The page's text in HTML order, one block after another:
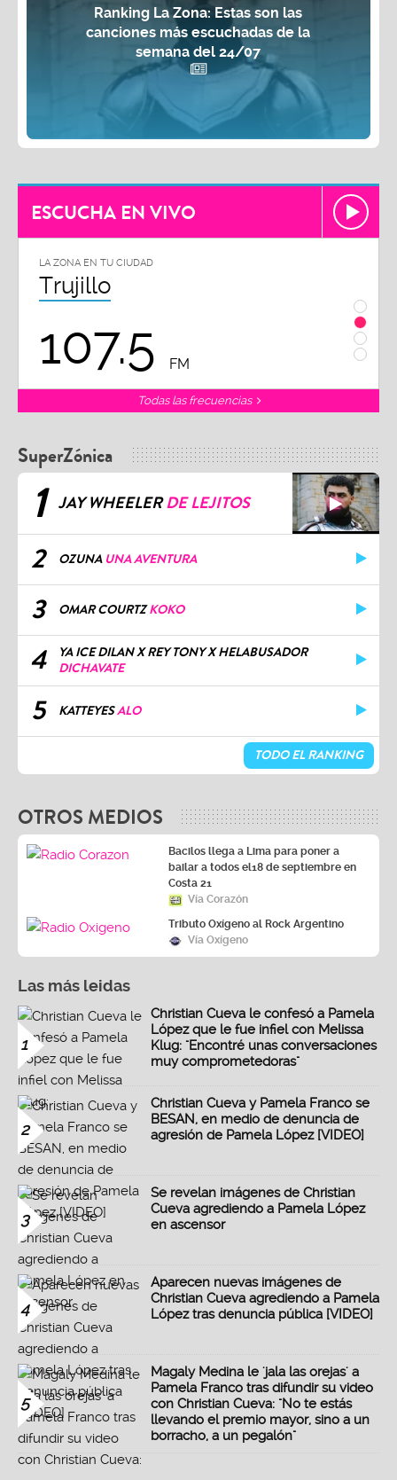
Ranking La Zona: Estas son las
canciones más escuchadas de la
semana del 24/07
ESCUCHA EN VIVO
LA ZONA EN TU CIUDAD
Trujillo
107.5 FM
Todas las frecuencias
SuperZónica
1 JAY WHEELERDE LEJITOS
2 OZUNA UNA AVENTURA
3 OMAR COURTZKOKO
4
YA ICE DILAN X REY TONY X HELABUSADOR
DICHAVATE
5 KATTEYESALO
TODO EL RANKING
OTROS MEDIOS
Bacilos llega a Lima para poner a
bailar a todos el18 de septiembre en
Costa 21
Vía Corazón
Tributo Oxígeno al Rock Argentino
Vía Oxígeno
Las más leidas
1
Christian Cueva le confesó a Pamela
López que le fue infiel con Melissa
Klug: "Encontré unas conversaciones
muy comprometedoras"
2
Christian Cueva y Pamela Franco se
BESAN, en medio de denuncia de
agresión de Pamela López [VIDEO]
3
Se revelan imágenes de Christian
Cueva agrediendo a Pamela López
en ascensor
4
Aparecen nuevas imágenes de
Christian Cueva agrediendo a Pamela
López tras denuncia pública [VIDEO]
5
Magaly Medina le 'jala las orejas' a
Pamela Franco tras difundir su video
con Christian Cueva: "No te estás
llevando el premio mayor, sino a un
borracho, a un pegalón"